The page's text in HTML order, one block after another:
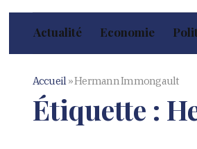
Actualité Economie
Accueil»Hermann Immongault
Étiquette :